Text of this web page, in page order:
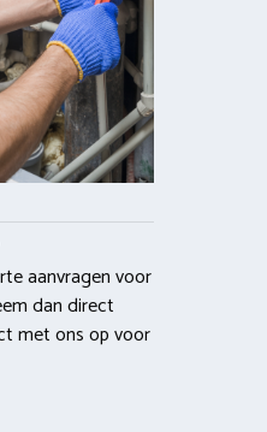
aanvragen voor
dan direct
met ons op voor